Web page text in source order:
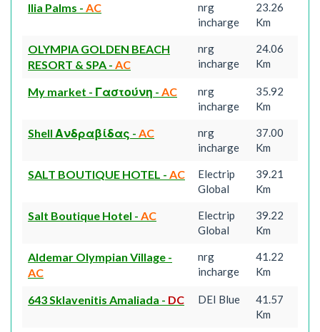
Ilia Palms - AC
nrg
incharge
23.26
Km
OLYMPIA GOLDEN BEACH
RESORT & SPA - AC
nrg
incharge
24.06
Km
My market - Γαστούνη - AC
nrg
incharge
35.92
Km
Shell Ανδραβίδας - AC
nrg
incharge
37.00
Km
SALT BOUTIQUE HOTEL - AC
Electrip
Global
39.21
Km
Salt Boutique Hotel - AC
Electrip
Global
39.22
Km
Aldemar Olympian Village -
AC
nrg
incharge
41.22
Km
643 Sklavenitis Amaliada - DC DEI Blue
41.57
Km